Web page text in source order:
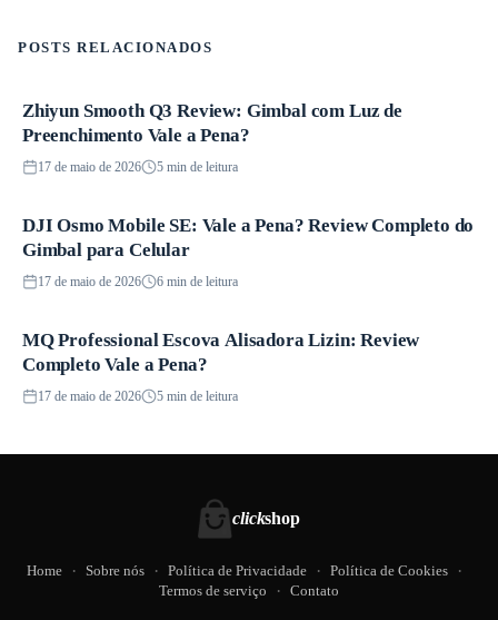
POSTS RELACIONADOS
Produtos
Zhiyun Smooth Q3 Review: Gimbal com Luz de
Preenchimento Vale a Pena?
17 de maio de 2026 5 min de leitura
Produtos
DJI Osmo Mobile SE: Vale a Pena? Review Completo do
Gimbal para Celular
17 de maio de 2026 6 min de leitura
Produtos
MQ Professional Escova Alisadora Lizin: Review
Completo Vale a Pena?
17 de maio de 2026 5 min de leitura
clickshop
Home Sobre nós Política de Privacidade
Política de Cookies
Termos de serviço
Contato